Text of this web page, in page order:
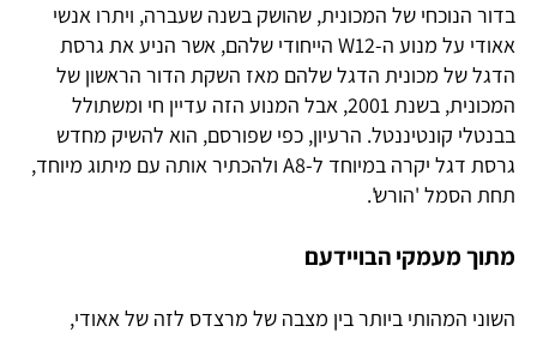
בדור הנוכחי של המכונית, שהושק בשנה שעברה, ויתרו אנשי
אאודי על מנוע ה-W12 הייחודי שלהם, אשר הניע את גרסת
הדגל של מכונית הדגל שלהם מאז השקת הדור הראשון של
המכונית, בשנת 2001, אבל המנוע הזה עדיין חי ומשתולל
בבנטלי קונטיננטל. הרעיון, כפי שפורסם, הוא להשיק מחדש
גרסת דגל יקרה במיוחד ל-A8 ולהכתיר אותה עם מיתוג מיוחד,
תחת הסמל 'הורש'.
מתוך מעמקי הבויידעם
השוני המהותי ביותר בין מצבה של מרצדס לזה של אאודי,